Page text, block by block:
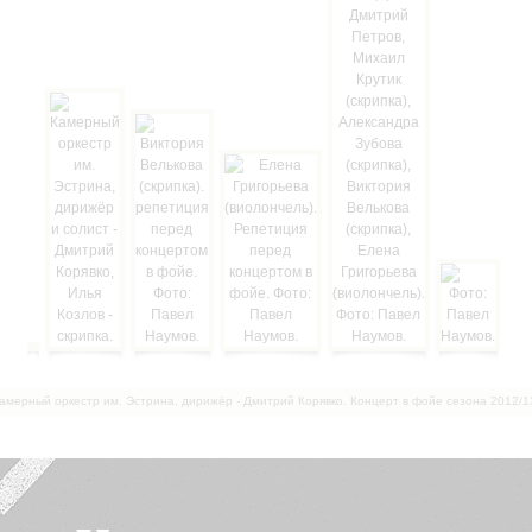
оркестр им. Эстрина, дирижёр - Дмитрий Корявко. Концерт в фойе сезона 2012/